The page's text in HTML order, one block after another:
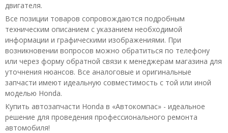
двигателя.
Все позиции товаров сопровождаются подробным
техническим описанием с указанием необходимой
информации и графическими изображениями. При
возникновении вопросов можно обратиться по телефону
или через форму обратной связи к менеджерам магазина для
уточнения нюансов. Все аналоговые и оригинальные
запчасти имеют идеальную совместимость с той или иной
моделью Honda.
Купить автозапчасти Honda в «Автокомпас» - идеальное
решение для проведения профессионального ремонта
автомобиля!